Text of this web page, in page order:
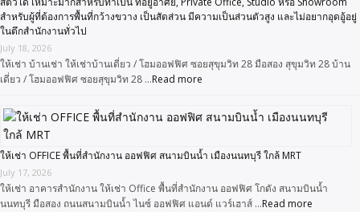
สำหรับผู้ที่ต้องการพื้นที่กว้างขวาง เป็นสัดส่วน มีความเป็นส่วนตัวสูง และไม่อยากอุดอู้อยู่
ในตึกสำนักงานทั่วไป
July 18, 2026
ให้เช่า บ้านเช่า ให้เช่าบ้านเดี่ยว / โฮมออฟฟิศ ซอยสุขุมวิท 28 มือสอง สุขุมวิท 28 บ้าน
เดี่ยว / โฮมออฟฟิศ ซอยสุขุมวิท 28 …Read more
ให้เช่า OFFICE พื้นที่สำนักงาน ออฟฟิศ สนามบินน้ำ เมืองนนทบุรี ใกล้ MRT
July 17, 2026
ให้เช่า อาคารสำนักงาน ให้เช่า Office พื้นที่สำนักงาน ออฟฟิศ โกดัง สนามบินน้ำ
นนทบุรี มือสอง ถนนสนามบินน้ำ ไนซ์ ออฟฟิศ แอนด์ แวร์เฮาส์ …Read more